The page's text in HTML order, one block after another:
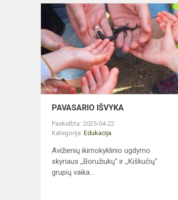
PAVASARIO IŠVYKA
Paskelbta: 2025-04-22
Kategorija: Edukacija
Avižienių ikimokyklinio ugdymo
skyriaus ,,Boružiukų" ir ,,Kiškučių"
grupių vaika...